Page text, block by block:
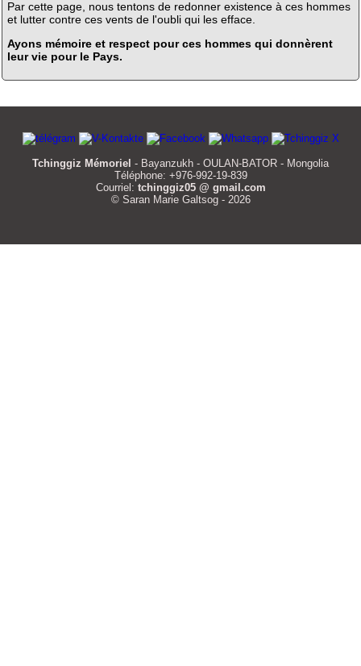
Par cette page, nous tentons de redonner existence à ces hommes
et lutter contre ces vents de l'oubli qui les efface.
Ayons mémoire et respect pour ces hommes qui donnèrent
leur vie pour le Pays.
Tchinggiz Mémoriel - Bayanzukh - OULAN-BATOR - Mongolia
Téléphone: +976-992-19-839
Courriel: tchinggiz05 @ gmail.com
© Saran Marie Galtsog - 2026